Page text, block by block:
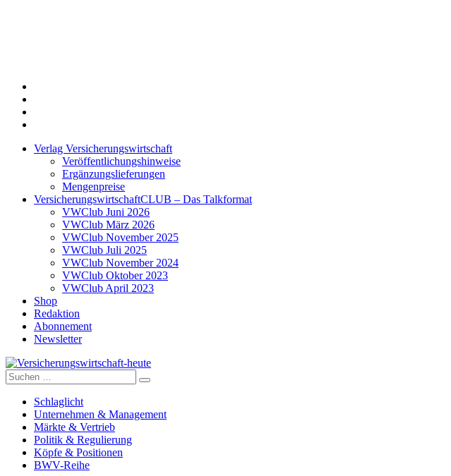
Verlag Versicherungswirtschaft
Veröffentlichungshinweise
Ergänzungslieferungen
Mengenpreise
VersicherungswirtschaftCLUB – Das Talkformat
VWClub Juni 2026
VWClub März 2026
VWClub November 2025
VWClub Juli 2025
VWClub November 2024
VWClub Oktober 2023
VWClub April 2023
Shop
Redaktion
Abonnement
Newsletter
Versicherungswirtschaft-heute
Suche
nach:
Schlaglicht
Unternehmen & Management
Märkte & Vertrieb
Politik & Regulierung
Köpfe & Positionen
BWV-Reihe